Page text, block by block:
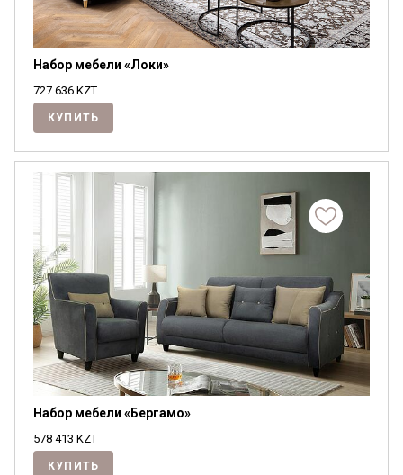
Набор мебели «Локи»
727 636 KZT
КУПИТЬ
Набор мебели «Бергамо»
578 413 KZT
КУПИТЬ